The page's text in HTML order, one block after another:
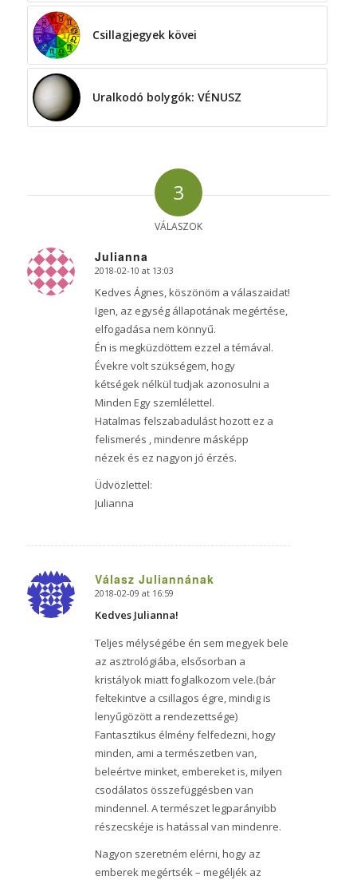
Csillagjegyek kövei
Uralkodó bolygók: VÉNUSZ
3
VÁLASZOK
Julianna
says:
2018-02-10 at 13:03
Kedves Ágnes, köszönöm a válaszaidat!
Igen, az egység állapotának megértése,
elfogadása nem könnyű.
Én is megküzdöttem ezzel a témával.
Évekre volt szükségem, hogy
kétségek nélkül tudjak azonosulni a
Minden Egy szemlélettel.
Hatalmas felszabadulást hozott ez a
felismerés , mindenre másképp
nézek és ez nagyon jó érzés.
Üdvözlettel:
Julianna
Válasz Juliannának
says:
2018-02-09 at 16:59
Kedves Julianna!
Teljes mélységébe én sem megyek bele
az asztrológiába, elsősorban a
kristályok miatt foglalkozom vele.(bár
feltekintve a csillagos égre, mindig is
lenyűgözött a rendezettsége)
Fantasztikus élmény felfedezni, hogy
minden, ami a természetben van,
beleértve minket, embereket is, milyen
csodálatos összefüggésben van
mindennel. A természet legparányibb
részecskéje is hatással van mindenre.
Nagyon szeretném elérni, hogy az
emberek megértsék – megéljék az